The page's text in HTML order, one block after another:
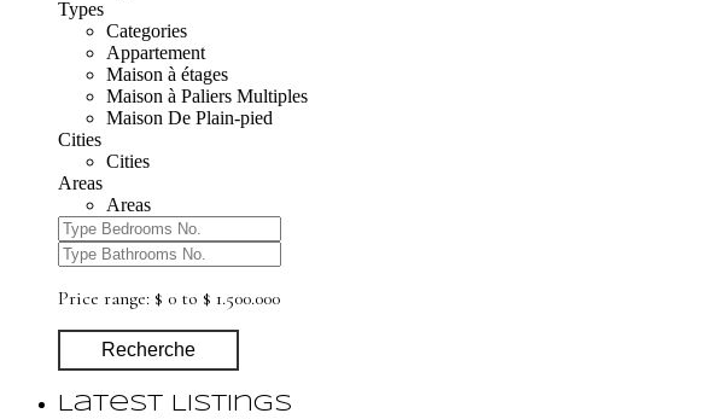
Types
Categories
Appartement
Maison à étages
Maison à Paliers Multiples
Maison De Plain-pied
Cities
Cities
Areas
Areas
Price range: $ 0 to $ 1.500.000
Recherche
Latest Listings